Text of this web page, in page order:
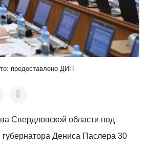
предоставлено ДИП
Свердловской области под
губернатора Дениса Паслера 30